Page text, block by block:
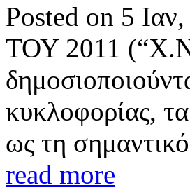
Posted on 5
ΤΟΥ 2011
κυκλοφορίας,
ως τη
read more